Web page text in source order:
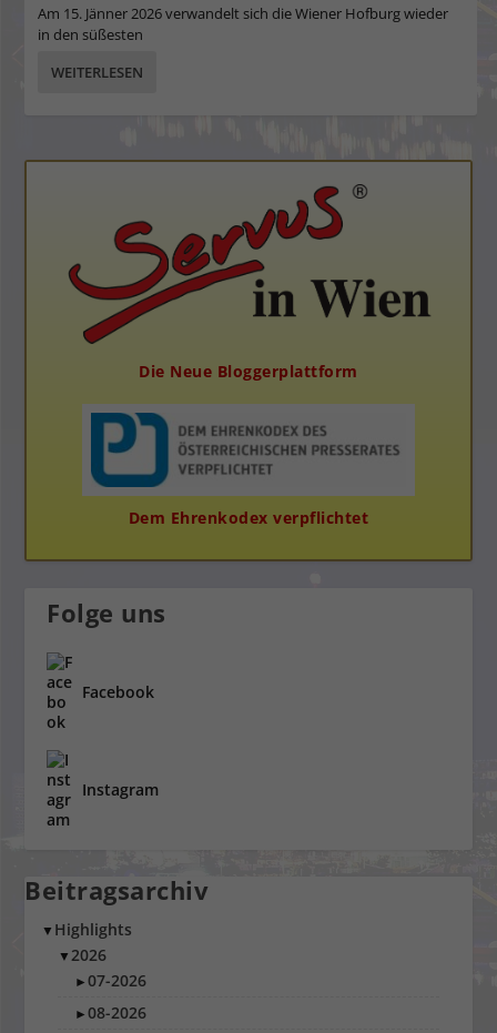
Am 15. Jänner 2026 verwandelt sich die Wiener Hofburg wieder
in den süßesten
WEITERLESEN
Die Neue Bloggerplattform
Dem Ehrenkodex verpflichtet
Folge uns
Facebook
Instagram
Beitragsarchiv
▼ Highlights
▼2026
►07-2026
►08-2026